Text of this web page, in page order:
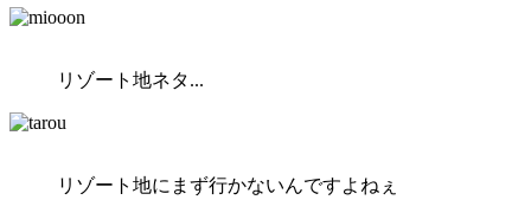
リゾート地ネタ...
リゾート地にまず行かないんですよねぇ